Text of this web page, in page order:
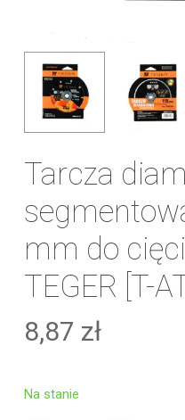
Tarcza
mm do
TEGER [T-
8,87 zł
Na stanie